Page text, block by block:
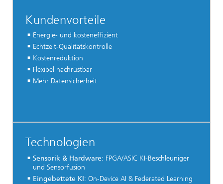
Kundenvorteile
Energie- und kosteneffizient
Echtzeit-Qualitätskontrolle
Kostenreduktion
Flexibel nachrüstbar
Mehr Datensicherheit
...
Technologien
Sensorik & Hardware: FPGA/ASIC KI-Beschleuniger
und Sensorfusion
Eingebettete KI: On-Device AI & Federated Learning